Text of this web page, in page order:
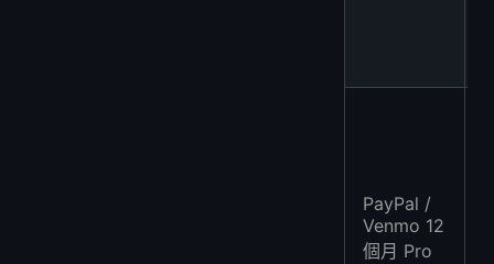
PayPal /
Venmo 12
個月 Pro